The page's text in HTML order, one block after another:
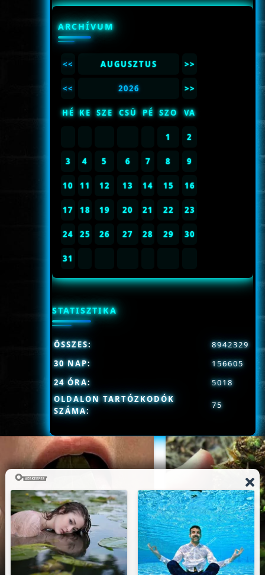
ARCHÍVUM
<< AUGUSZTUS >>
<< 2026 >>
HÉ KE SZE CSÜ PÉ SZO VA
1 2
3 4 5 6 7 8 9
10 11 12 13 14 15 16
17 18 19 20 21 22 23
24 25 26 27 28 29 30
31
STATISZTIKA
OLDALON TARTÓZKODÓK
SZÁMA:
75
ÖSSZES:
8942329
30 NAP:
156605
24 ÓRA:
5018